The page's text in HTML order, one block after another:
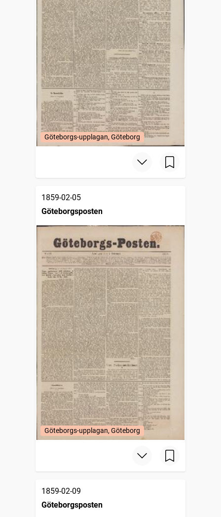
Göteborgs-upplagan, Göteborg
1859-02-05
Göteborgsposten
Göteborgs-upplagan, Göteborg
1859-02-09
Göteborgsposten